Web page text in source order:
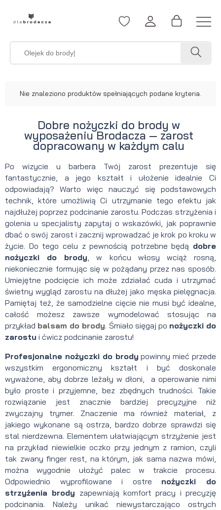
Nie znaleziono produktów spełniających podane kryteria.
Dobre nożyczki do brody w
wyposażeniu Brodacza — zarost
dopracowany w każdym calu
Po wizycie u barbera Twój zarost prezentuje się
fantastycznie, a jego kształt i ułożenie idealnie Ci
odpowiadają? Warto więc nauczyć się podstawowych
technik, które umożliwią Ci utrzymanie tego efektu jak
najdłużej poprzez podcinanie zarostu. Podczas strzyżenia i
golenia u specjalisty zapytaj o wskazówki, jak poprawnie
dbać o swój zarost i zacznij wprowadzać je krok po kroku w
życie. Do tego celu z pewnością potrzebne będą dobre
nożyczki do brody, w końcu włosy wciąż rosną,
niekoniecznie formując się w pożądany przez nas sposób.
Umiejętne podcięcie ich może zdziałać cuda i utrzymać
świetny wygląd zarostu na dłużej jako męska pielęgnacja.
Pamiętaj też, że samodzielne cięcie nie musi być idealne,
całość możesz zawsze wymodelować stosując na
przykład balsam do brody. Śmiało sięgaj po nożyczki do
zarostu i ćwicz podcinanie zarostu!
Profesjonalne nożyczki do brody powinny mieć przede
wszystkim ergonomiczny kształt i być doskonale
wyważone, aby dobrze leżały w dłoni, a operowanie nimi
było proste i przyjemne, bez zbędnych trudności. Takie
rozwiązanie jest znacznie bardziej precyzyjne niż
zwyczajny trymer. Znaczenie ma również materiał, z
jakiego wykonane są ostrza, bardzo dobrze sprawdzi się
stal nierdzewna. Elementem ułatwiającym strzyżenie jest
na przykład niewielkie oczko przy jednym z ramion, czyli
tak zwany finger rest, na którym, jak sama nazwa mówi,
można wygodnie ułożyć palec w trakcie procesu.
Odpowiednio wyprofilowane i ostre nożyczki do
strzyżenia brody zapewniają komfort pracy i precyzję
podcinania. Należy unikać niewystarczająco ostrych